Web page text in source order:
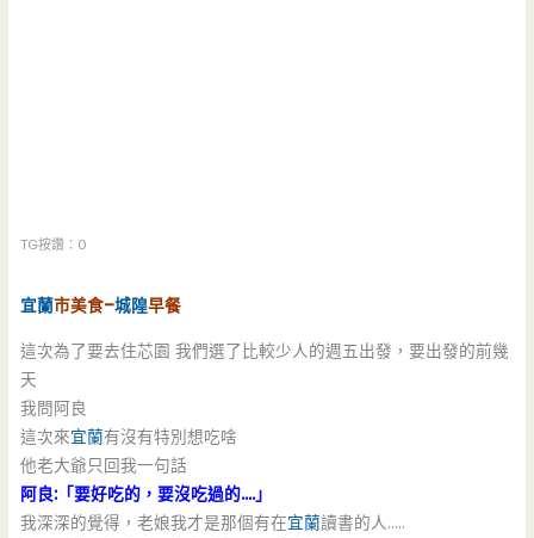
TG按讚：0
宜蘭市美食–城隍早餐
這次為了要去住芯園 我們選了比較少人的週五出發，要出發的前幾
天
我問阿良
這次來宜蘭有沒有特別想吃啥
他老大爺只回我一句話
阿良:「要好吃的，要沒吃過的….」
我深深的覺得，老娘我才是那個有在宜蘭讀書的人…..